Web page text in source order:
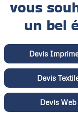
CARTE utilisé
vous
un bel
Devis
Devis
Devis Web